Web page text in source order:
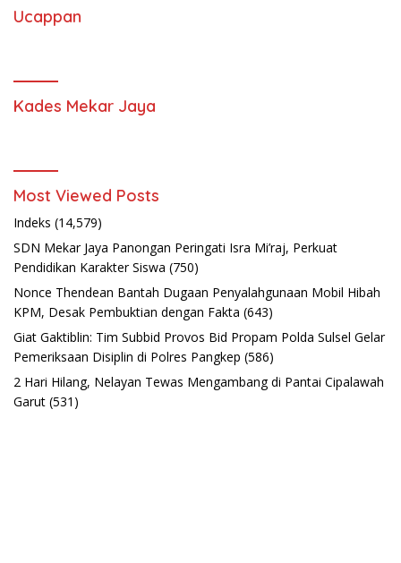
Ucappan
Kades Mekar Jaya
Most Viewed Posts
Indeks (14,579)
SDN Mekar Jaya Panongan Peringati Isra Mi’raj, Perkuat
Pendidikan Karakter Siswa (750)
Nonce Thendean Bantah Dugaan Penyalahgunaan Mobil Hibah
KPM, Desak Pembuktian dengan Fakta (643)
Giat Gaktiblin: Tim Subbid Provos Bid Propam Polda Sulsel Gelar
Pemeriksaan Disiplin di Polres Pangkep (586)
2 Hari Hilang, Nelayan Tewas Mengambang di Pantai Cipalawah
Garut (531)